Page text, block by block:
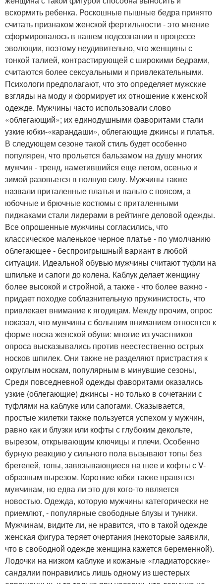
вскормить ребенка. Роскошные пышные бедра принято
считать признаком женской фертильности - это мнение
сформировалось в нашем подсознании в процессе
эволюции, поэтому неудивительно, что женщины с
тонкой талией, контрастирующей с широкими бедрами,
считаются более сексуальными и привлекательными.
Психологи предполагают, что это определяет мужские
взгляды на моду и формирует их отношение к женской
одежде. Мужчины часто использовали слово
«облегающий»; их единодушными фаворитами стали
узкие юбки-«карандаши», облегающие джинсы и платья.
В следующем сезоне такой стиль будет особенно
популярен, что прольется бальзамом на душу многих
мужчин - тренд, наметившийся еще летом, осенью и
зимой разовьется в полную силу. Мужчины также
назвали приталенные платья и пальто с поясом, а
юбочные и брючные костюмы с приталенными
пиджаками стали лидерами в рейтинге деловой одежды.
Все опрошенные мужчины согласились, что
классическое маленькое черное платье - по умолчанию
облегающее - беспроигрышный вариант в любой
ситуации. Идеальной обувью мужчины считают туфли на
шпильке и сапоги до колена. Каблук делает женщину
более высокой и стройной, а также - что более важно -
придает походке соблазнительную пружинистость, что
привлекает внимание к ягодицам. Между прочим, опрос
показал, что мужчины с большим вниманием относятся к
форме носка женской обуви: многие из участников
опроса высказывались против неестественно острых
носков шпилек. Они также не разделяют пристрастия к
округлым носкам, популярным в минувшие сезоны,
Среди повседневной одежды фаворитами оказались
узкие (облегающие) джинсы - но только в сочетании с
туфлями на каблуке или сапогами. Оказывается,
простые жилетки также пользуется успехом у мужчин,
равно как и блузки или кофты с глубоким декольте,
вырезом, открывающим ключицы и плечи. Особенно
бурную реакцию у сильного пола вызывают топы без
бретелей, топы, завязывающиеся на шее и кофты с V-
образным вырезом. Короткие юбки также нравятся
мужчинам, но едва ли это для кого-то является
новостью. Одежда, которую мужчины категорически не
приемлют, - популярные свободные блузы и туники.
Мужчинам, видите ли, не нравится, что в такой одежде
женская фигура теряет очертания (некоторые заявили,
что в свободной одежде женщина кажется беременной).
Лодочки на низком каблуке и кожаные «гладиаторские»
сандалии понравились лишь одному из шестерых